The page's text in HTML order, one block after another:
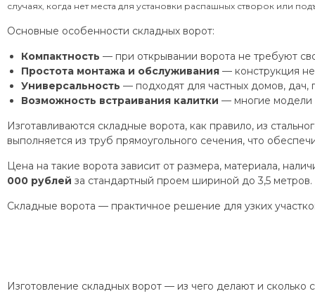
случаях, когда нет места для установки распашных створок или
Основные особенности складных ворот:
Компактность — при открывании ворота не требуют
Простота монтажа и обслуживания — конструкция
Универсальность — подходят для частных домов, дач,
Возможность встраивания калитки — многие модели
Изготавливаются складные ворота, как правило, из
выполняется из труб прямоугольного сечения, что
Цена на такие ворота зависит от размера, материала,
000 рублей за стандартный проем шириной до 3,5 метров.
Складные ворота — практичное решение для узких
Изготовление складных ворот — из чего делают и сколько